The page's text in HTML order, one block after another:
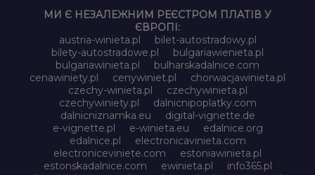
МИ Є НЕЗАЛЕЖНИМ РЕЄСТРОМ ПЛАТІВ У
ЄВРОПІ:
austria-winieta.pl
bilet-autostradowy.pl
bilety-autostradowe.pl
bulgariawienieta.pl
bulgariawinieta.pl
bulharskadalnice.com
cenawiniety.pl
cenywiniet.pl
chorwacjawinieta.pl
czechy-winieta.pl
czechywinieta.pl
czechywiniety.pl
dalnicnipoplatky.com
dalnicniznamka.eu
digital-vignette.de
e-vignette.pl
e-winieta.eu
edalnice.org
edalnice.pl
electronicavinieta.com
electroniceviniete.com
estoniawinieta.pl
estonskadalnice.com
ewinieta.pl
info365.pl